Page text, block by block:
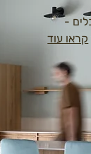
-
קראו עוד